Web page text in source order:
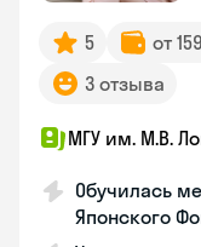
5 от
3 отзыва
МГУ им. М.В.
Обучилась
Японского